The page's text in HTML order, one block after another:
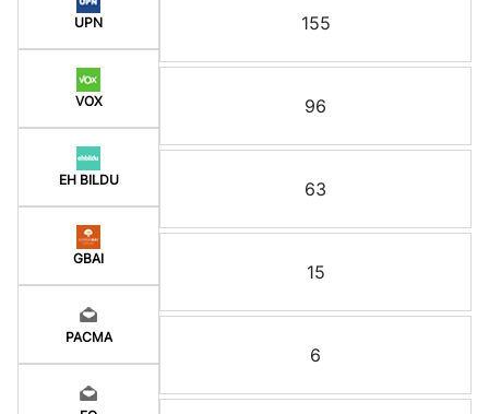
UPN
VOX
EH BILDU
GBAI
PACMA
155
96
63
15
6